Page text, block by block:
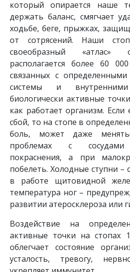
который опирается наше
держать баланс, смягчает
ходьбе, беге, прыжках,
от сотрясений. Наши
своеобразный «атлас»
располагается более 60
связанных с
системы и
биологически активные
как работает организм.
сбой, то на стопе в
боль, может даже
проблемах с сосудами
покраснения, а при
побелеть. Холодные ступни –
в работе щитовидной
температура ног –
развитии атеросклероза или
Воздействие на
активные точки на стопах
облегчает состояние
усталость, тревогу,